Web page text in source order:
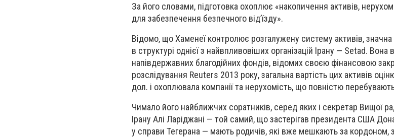
За його словами, підготовка охоплює «накопичення активів,
для забезпечення безпечного від’їзду».
Відомо, що Хаменеї контролює розгалужену систему активів,
в структурі однієї з найвпливовіших організацій Ірану — Setad.
напівдержавних благодійних фондів, відомих своєю фінансовою
розслідування Reuters 2013 року, загальна вартість цих активів
дол. і охоплювала компанії та нерухомість, що повністю
Чимало його найближчих соратників, серед яких і секретар Вищої
Ірану Алі Ларіджані — той самий, що застерігав президента США
у справи Тегерана — мають родичів, які вже мешкають за кордоном,